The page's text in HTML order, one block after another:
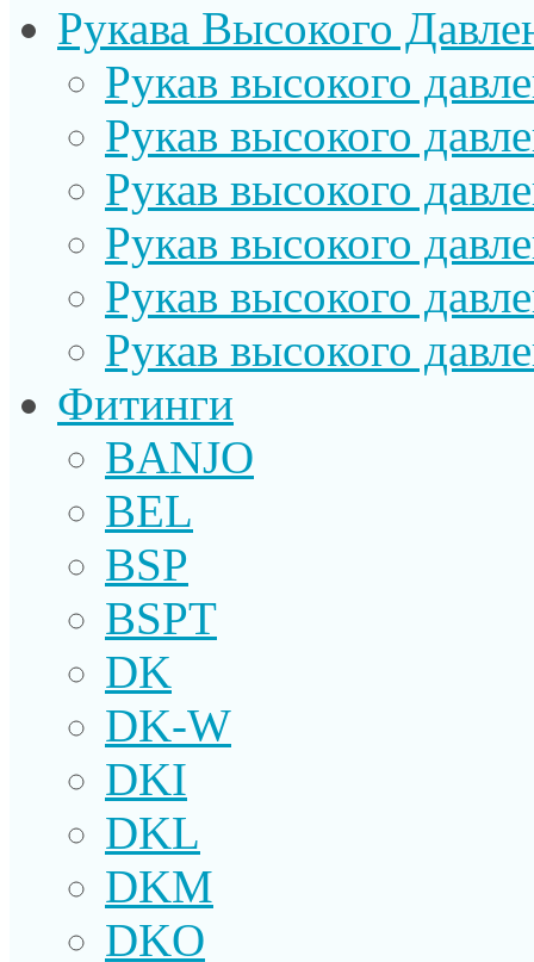
Рукава Высокого
Рукав выcокого
Рукав высокого
Рукав высокого
Рукав высокого
Рукав высокого
Рукав высокого
Фитинги
BANJO
BEL
BSP
BSPT
DK
DK-W
DKI
DKL
DKM
DKO